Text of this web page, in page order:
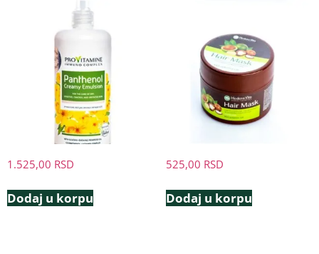
1.525,00 RSD
Dodaj u korpu
525,00 RSD
Dodaj u korpu